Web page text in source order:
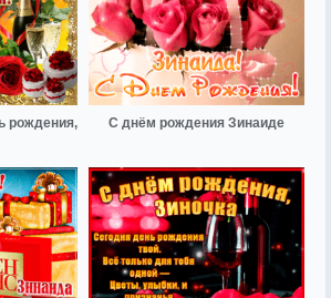
рождения,
С днём рождения Зинаиде